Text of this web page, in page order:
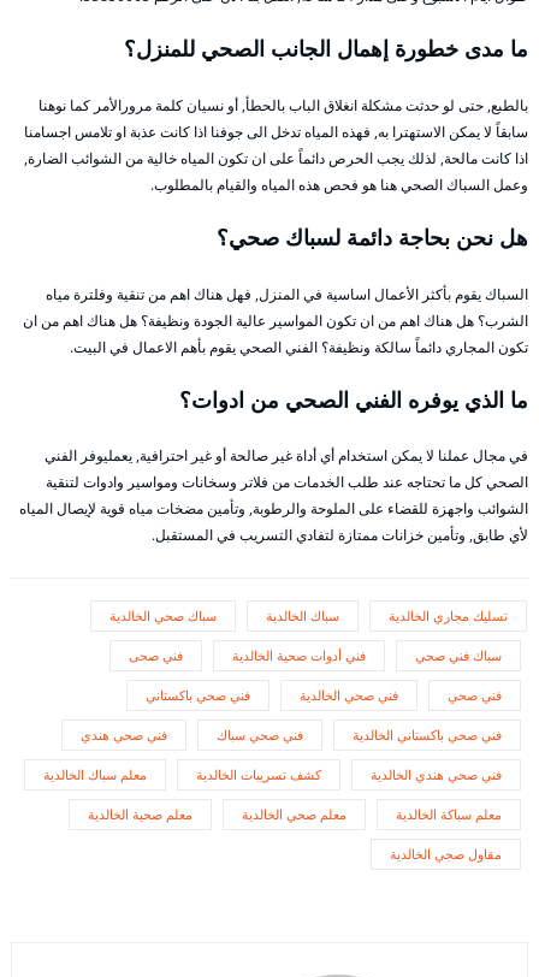
ما مدى خطورة إهمال الجانب الصحي للمنزل؟
بالطبع, حتى لو حدثت مشكلة انغلاق الباب بالحطأ, أو نسيان كلمة مرورالأمر كما نوهنا
سابقاً لا يمكن الاستهترا به, فهذه المياه تدخل الى جوفنا اذا كانت عذبة او تلامس اجسامنا
اذا كانت مالحة, لذلك يجب الحرص دائماً على ان تكون المياه خالية من الشوائب الضارة,
وعمل السباك الصحي هنا هو فحص هذه المياه والقيام بالمطلوب.
هل نحن بحاجة دائمة لسباك صحي؟
السباك يقوم بأكثر الأعمال اساسية في المنزل, فهل هناك اهم من تنقية وفلترة مياه
الشرب؟ هل هناك اهم من ان تكون المواسير عالية الجودة ونظيفة؟ هل هناك اهم من ان
تكون المجاري دائماً سالكة ونظيفة؟ الفني الصحي يقوم بأهم الاعمال في البيت.
ما الذي يوفره الفني الصحي من ادوات؟
في مجال عملنا لا يمكن استخدام أي أداة غير صالحة أو غير احترافية, يعمليوفر الفني
الصحي كل ما تحتاجه عند طلب الخدمات من فلاتر وسخانات ومواسير وادوات لتنقية
الشوائب واجهزة للقضاء على الملوحة والرطوبة, وتأمين مضخات مياه قوية لإيصال المياه
لأي طابق, وتأمين خزانات ممتازة لتفادي التسريب في المستقبل.
تسليك مجاري الخالدية سباك الخالدية سباك صحي الخالدية
سباك فني صحي فني أدوات صحية الخالدية فني صحى
فني صحي فني صحي الخالدية فني صحي باكستاني
فني صحي باكستاني الخالدية فني صحي سباك فني صحي هندي
فني صحي هندي الخالدية كشف تسريبات الخالدية معلم سباك الخالدية
معلم سباكة الخالدية معلم صحي الخالدية معلم صحية الخالدية
مقاول صجي الخالدية